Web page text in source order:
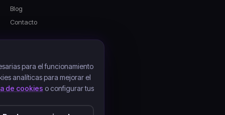
Blog
Contacto
Aviso legal
Política de privacidad
Política de cookies
para el funcionamiento
analíticas para mejorar el
de cookies o configurar tus